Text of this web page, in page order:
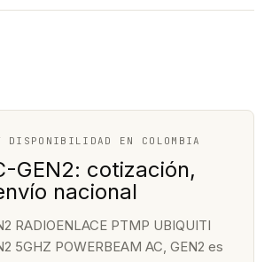
DISPONIBILIDAD EN COLOMBIA
GEN2: cotización,
nacional
RADIOENLACE PTMP UBIQUITI
5GHZ POWERBEAM AC, GEN2 es